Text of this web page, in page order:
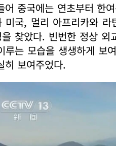
어 중국에는 연초부터 한
미국, 멀리 아프리카와
을 찾았다. 빈번한 정상
루는 모습을 생생하게 보
히 보여주었다.